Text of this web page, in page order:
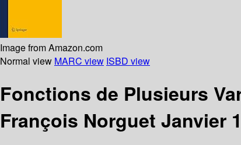
Image from Amazon.com
Normal view MARC view ISBD view
Fonctions de Plusieurs
François Norguet Janvier